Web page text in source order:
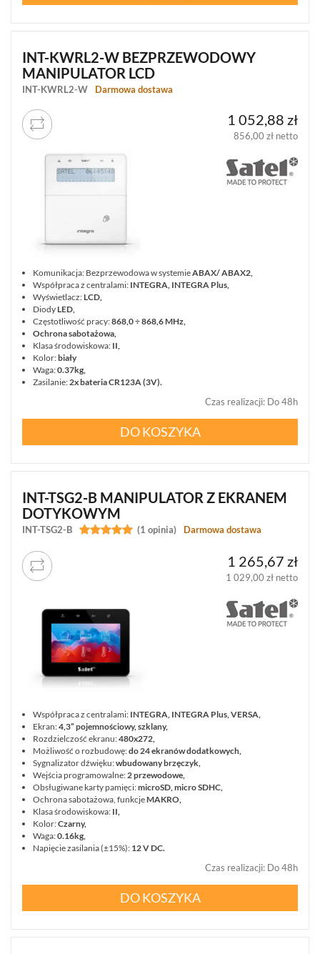
INT-KWRL2-W BEZPRZEWODOWY
MANIPULATOR LCD
INT-KWRL2-W Darmowa dostawa
1 052,88 zł
856,00 zł netto
Komunikacja: Bezprzewodowa w systemieABAX/ ABAX2,
Współpraca z centralami: INTEGRA, INTEGRA Plus,
Wyświetlacz:LCD,
DiodyLED,
Częstotliwość pracy:868,0 ÷ 868,6 MHz,
Ochrona sabotażowa,
Klasa środowiskowa: II,
Kolor:biały
Waga:0.37kg,
Zasilanie:2x bateria CR123A (3V).
Czas realizacji: Do 48h
DO KOSZYKA
INT-TSG2-B MANIPULATOR Z EKRANEM
DOTYKOWYM
INT-TSG2-B 
 (1 opinia) Darmowa dostawa
1 265,67 zł
1 029,00 zł netto
Współpraca z centralami: INTEGRA, INTEGRA Plus, VERSA,
Ekran:4,3” pojemnościowy, szklany,
Rozdzielczość ekranu:480x272,
Możliwość o rozbudowę:do 24 ekranów dodatkowych,
Sygnalizator dźwięku:wbudowany brzęczyk,
Wejścia programowalne:2 przewodowe,
Obsługiwane karty pamięci:microSD, micro SDHC,
Ochrona sabotażowa, funkcjeMAKRO,
Klasa środowiskowa: II,
Kolor:Czarny,
Waga:0.16kg,
Napięcie zasilania (±15%): 12 V DC.
Czas realizacji: Do 48h
DO KOSZYKA